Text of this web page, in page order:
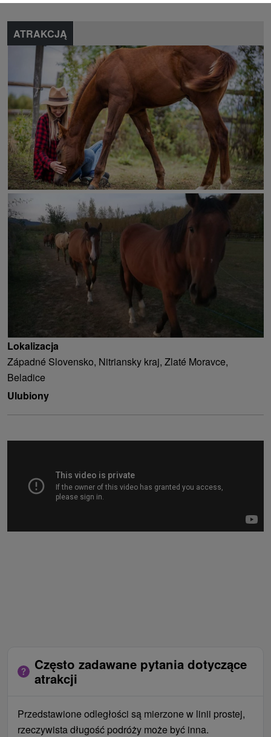
ATRAKCJĄ
Lokalizacja
Západné Slovensko, Nitriansky kraj, Zlaté Moravce,
Beladice
Ulubiony
Często zadawane pytania dotyczące
atrakcji
Przedstawione odległości są mierzone w linii prostej,
rzeczywista długość podróży może być inna.